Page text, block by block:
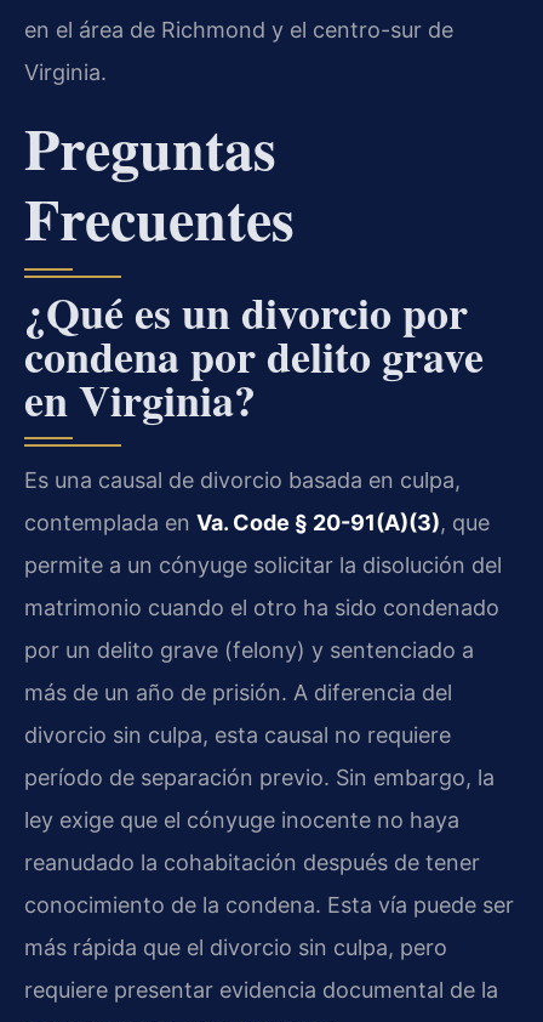
en el área de Richmond y el centro-sur de
Virginia.
Preguntas
Frecuentes
¿Qué es un divorcio por
condena por delito grave
en Virginia?
Es una causal de divorcio basada en culpa,
contemplada en Va. Code § 20-91(A)(3), que
permite a un cónyuge solicitar la disolución del
matrimonio cuando el otro ha sido condenado
por un delito grave (felony) y sentenciado a
más de un año de prisión. A diferencia del
divorcio sin culpa, esta causal no requiere
período de separación previo. Sin embargo, la
ley exige que el cónyuge inocente no haya
reanudado la cohabitación después de tener
conocimiento de la condena. Esta vía puede ser
más rápida que el divorcio sin culpa, pero
requiere presentar evidencia documental de la